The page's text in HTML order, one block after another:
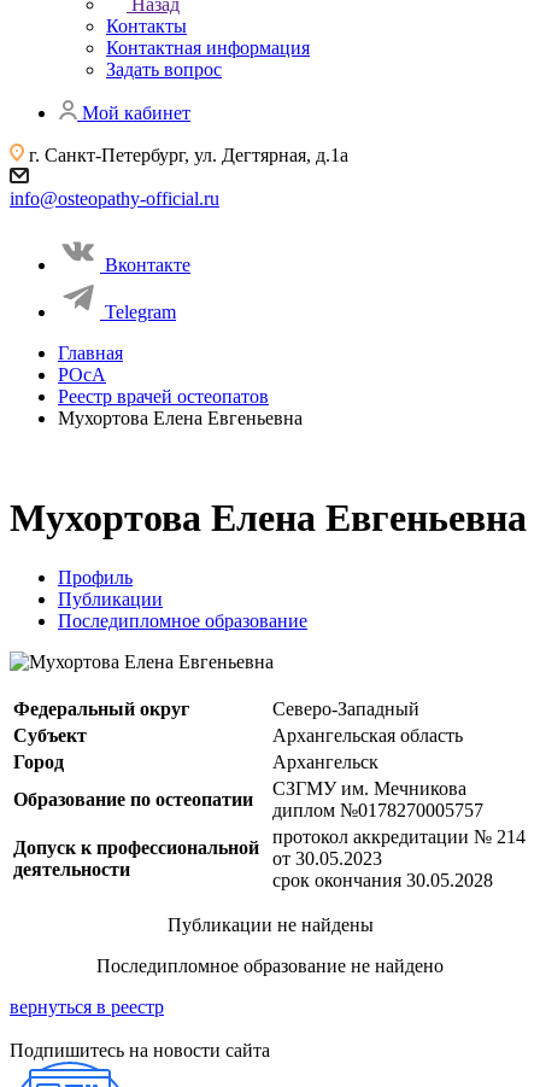
Назад
Контакты
Контактная информация
Задать вопрос
Мой кабинет
г. Санкт-Петербург, ул. Дегтярная, д.1а
info@osteopathy-official.ru
Вконтакте
Telegram
Главная
РОсА
Реестр врачей остеопатов
Мухортова Елена Евгеньевна
Мухортова Елена Евгеньевна
Профиль
Публикации
Последипломное образование
Федеральный округ
Северо-Западный
Субъект
Архангельская область
Город
Архангельск
Образование по остеопатии
СЗГМУ им. Мечникова
диплом №0178270005757
Допуск к профессиональной
деятельности
протокол аккредитации № 214
от 30.05.2023
срок окончания 30.05.2028
Публикации не найдены
Последипломное образование не найдено
вернуться в реестр
Подпишитесь на новости сайта